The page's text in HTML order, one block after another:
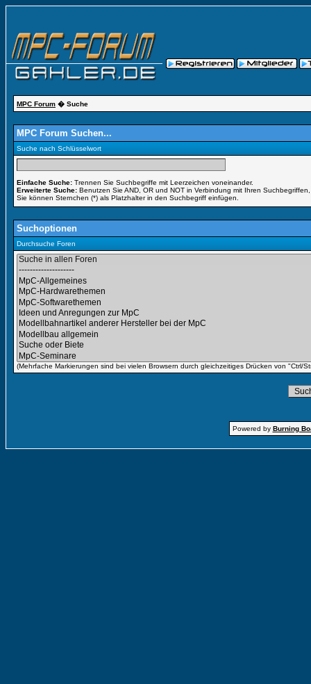
MPC Forum � Suche
MPC Forum Suchen...
Suche nach Schlüsselwort
Einfache Suche: Trennen Sie Suchbegriffe mit Leerzeichen voneinander.
Erweiterte Suche: Benutzen Sie AND, OR und NOT in Verbindung mit Ihren
Sie können Sternchen (*) als Platzhalter in den Suchbegriff einfügen.
Suchoptionen
Durchsuche Foren
(Mehrfache Markierungen sind bei vielen Browsern durch gleichzeitiges Drücken von "Ctrl/
Powered by Burning